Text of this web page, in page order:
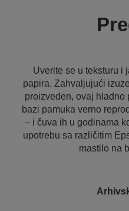
Uverite se u teksturu i
papira. Zahvaljujući
proizveden, ovaj hladno
bazi pamuka verno
– i čuva ih u godinama
upotrebu sa različitim
mastilo na